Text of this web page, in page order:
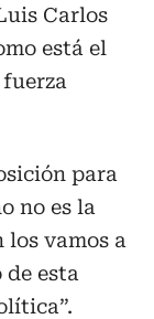
Carlos
está el
para
no es la
vamos a
esta